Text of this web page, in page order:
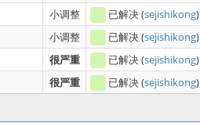
小调整 已解决(sejishikong)
小调整 已解决(sejishikong)
很严重 已解决(sejishikong)
很严重 已解决(sejishikong)